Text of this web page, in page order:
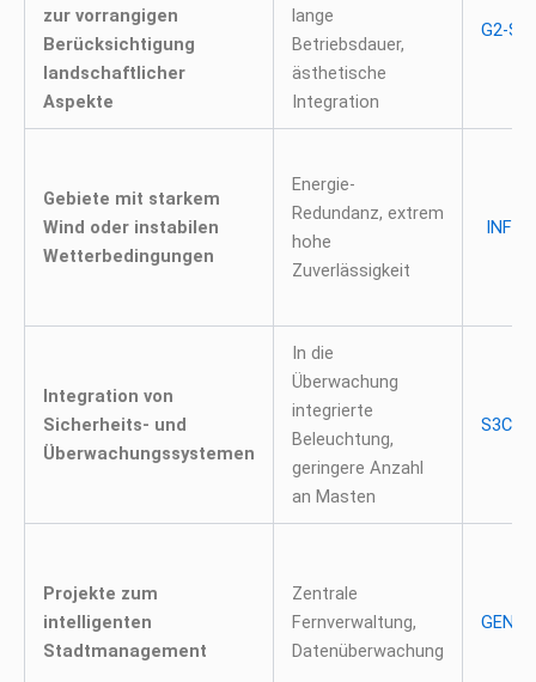
zur vorrangigen
Berücksichtigung
landschaftlicher
Aspekte
lange
Betriebsdauer,
ästhetische
Integration
G2-
Gebiete mit starkem
Wind oder instabilen
Wetterbedingungen
Energie-
Redundanz, extrem
hohe
Zuverlässigkeit
INF-
Integration von
Sicherheits- und
Überwachungssystemen
In die
Überwachung
integrierte
Beleuchtung,
geringere Anzahl
an Masten
S3C-
Projekte zum
intelligenten
Stadtmanagement
Zentrale
Fernverwaltung,
Datenüberwachung
GEN4-